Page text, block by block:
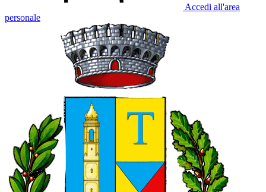
Accedi all'area
personale